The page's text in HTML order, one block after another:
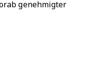
genehmigter